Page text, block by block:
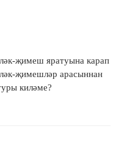
җимеш яратуына карап
җимешләр арасыннан
киләме?